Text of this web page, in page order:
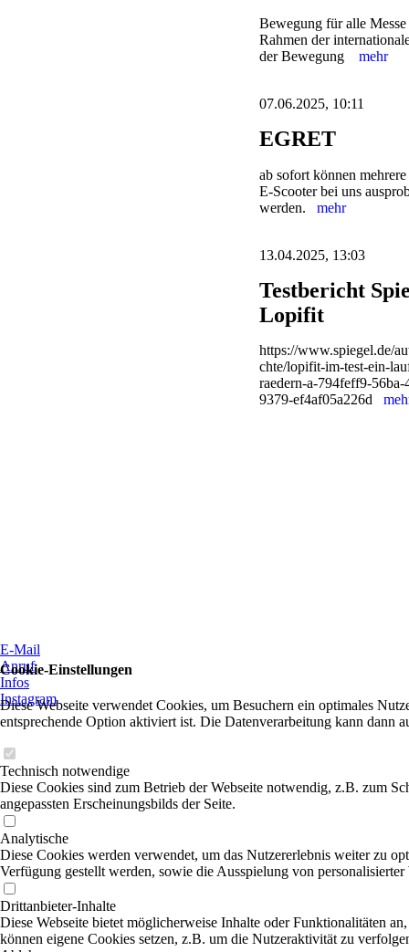
Bewegung für alle
Rahmen der
der Bewegung mehr
07.06.2025, 10:11
EGRET
ab sofort können
E-Scooter bei uns
werden. mehr
13.04.2025, 13:03
Testbericht
Lopifit
https://www.spiegel.de/
chte/lopifit-im-test-ein-
raedern-a-794feff9-56ba-
9379-ef4af05a226d
Cookie-Einstellungen
Diese Webseite verwendet Cookies, um Besuchern ein optimales
entsprechende Option aktiviert ist. Die Datenverarbeitung kann dann
Technisch notwendige
Diese Cookies sind zum Betrieb der Webseite notwendig, z.B. zum
angepassten Erscheinungsbilds der Seite.
Analytische
Diese Cookies werden verwendet, um das Nutzererlebnis weiter zu
Verfügung gestellt werden, sowie die Ausspielung von
Drittanbieter-Inhalte
Diese Webseite bietet möglicherweise Inhalte oder Funktionalitäten
können eigene Cookies setzen, z.B. um die Nutzeraktivität zu
E-Mail
Anruf
Infos
Instagram